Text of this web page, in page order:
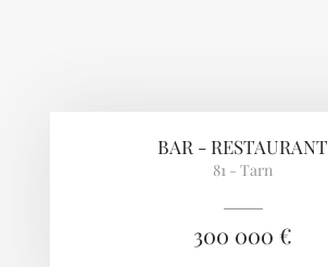
BAR - RESTAURANT
81 - Tarn
300 000 €